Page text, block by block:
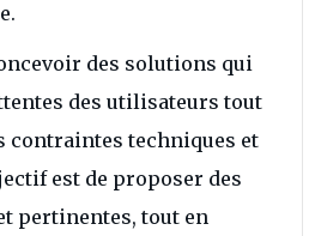
des solutions qui
des utilisateurs tout
contraintes techniques et
est de proposer des
pertinentes, tout en